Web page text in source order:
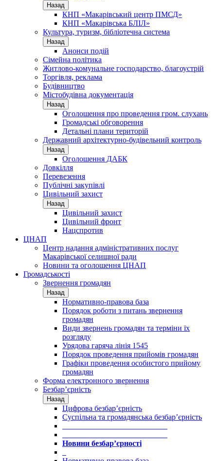
Назад
КНП «Макарівський центр ПМСД»
КНП «Макарівська БЛІЛ»
Культура, туризм, бібліотечна система
Назад
Анонси подій
Сімейна політика
Житлово-комунальне господарство, благоустрій
Торгівля, реклама
Будівництво
Містобудівна документація
Назад
Оголошення про проведення гром. слухань
Громадські обговорення
Детальні плани територій
Державний архітектурно-будівельний контроль
Назад
Оголошення ДАБК
Довкілля
Перевезення
Публічні закупівлі
Цивільний захист
Назад
Цивільний захист
Цивільний фронт
Нацспротив
ЦНАП
Центр надання адміністративних послуг
Макарівської селищної ради
Новини та оголошення ЦНАП
Громадськості
Звернення громадян
Назад
Нормативно-правова база
Порядок роботи з питань звернення
громадян
Види звернень громадян та терміни їх
розгляду
Урядова гаряча лінія 1545
Порядок проведення прийомів громадян
Графіки проведення особистого прийому
громадян
Форма електронного звернення
Безбар’єрність
Назад
Цифрова безбар’єрність
Суспільна та громадянська безбар’єрність
Новини безбар’єрності